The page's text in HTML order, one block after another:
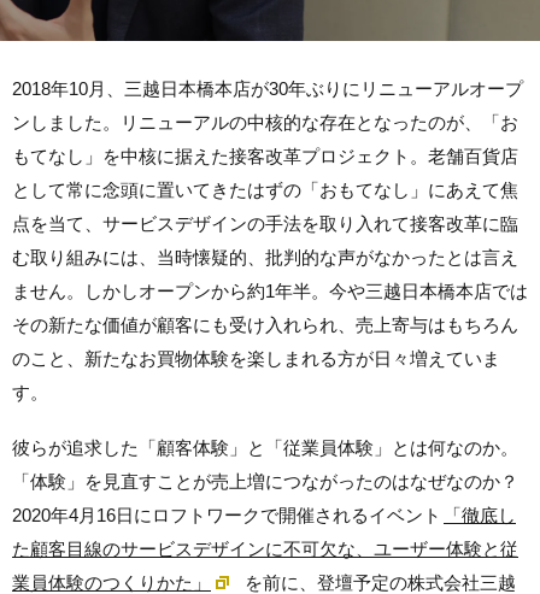
2018年10月、三越日本橋本店が30年ぶりにリニューアルオープ
ンしました。リニューアルの中核的な存在となったのが、「お
もてなし」を中核に据えた接客改革プロジェクト。老舗百貨店
として常に念頭に置いてきたはずの「おもてなし」にあえて焦
点を当て、サービスデザインの手法を取り入れて接客改革に臨
む取り組みには、当時懐疑的、批判的な声がなかったとは言え
ません。しかしオープンから約1年半。今や三越日本橋本店では
その新たな価値が顧客にも受け入れられ、売上寄与はもちろん
のこと、新たなお買物体験を楽しまれる方が日々増えていま
す。
彼らが追求した「顧客体験」と「従業員体験」とは何なのか。
「体験」を見直すことが売上増につながったのはなぜなのか？
2020年4月16日にロフトワークで開催されるイベント
「徹底し
た顧客目線のサービスデザインに不可欠な、ユーザー体験と従
業員体験のつくりかた」
を前に、登壇予定の株式会社三越